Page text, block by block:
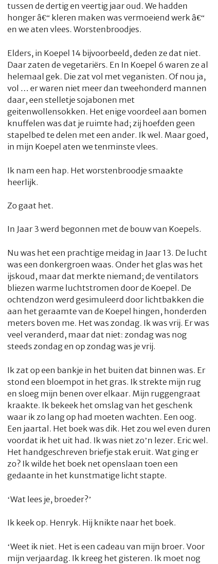
tussen de dertig en veertig jaar oud. We hadden
honger â€“ kleren maken was vermoeiend werk â€“
en we aten vlees. Worstenbroodjes.
Elders, in Koepel 14 bijvoorbeeld, deden ze dat niet.
Daar zaten de vegetariërs. En In Koepel 6 waren ze al
helemaal gek. Die zat vol met veganisten. Of nou ja,
vol … er waren niet meer dan tweehonderd mannen
daar, een stelletje sojabonen met
geitenwollensokken. Het enige voordeel aan bomen
knuffelen was dat je ruimte had; zij hoefden geen
stapelbed te delen met een ander. Ik wel. Maar goed,
in mijn Koepel aten we tenminste vlees.
Ik nam een hap. Het worstenbroodje smaakte
heerlijk.
Zo gaat het.
In Jaar 3 werd begonnen met de bouw van Koepels.
Nu was het een prachtige meidag in Jaar 13. De lucht
was een donkergroen waas. Onder het glas was het
ijskoud, maar dat merkte niemand; de ventilators
bliezen warme luchtstromen door de Koepel. De
ochtendzon werd gesimuleerd door lichtbakken die
aan het geraamte van de Koepel hingen, honderden
meters boven me. Het was zondag. Ik was vrij. Er was
veel veranderd, maar dat niet: zondag was nog
steeds zondag en op zondag was je vrij.
Ik zat op een bankje in het buiten dat binnen was. Er
stond een bloempot in het gras. Ik strekte mijn rug
en sloeg mijn benen over elkaar. Mijn ruggengraat
kraakte. Ik bekeek het omslag van het geschenk
waar ik zo lang op had moeten wachten. Een oog.
Een jaartal. Het boek was dik. Het zou wel even duren
voordat ik het uit had. Ik was niet zo’n lezer. Eric wel.
Het handgeschreven briefje stak eruit. Wat ging er
zo? Ik wilde het boek net openslaan toen een
gedaante in het kunstmatige licht stapte.
‘Wat lees je, broeder?’
Ik keek op. Henryk. Hij knikte naar het boek.
‘Weet ik niet. Het is een cadeau van mijn broer. Voor
mijn verjaardag. Ik kreeg het gisteren. Ik moet nog